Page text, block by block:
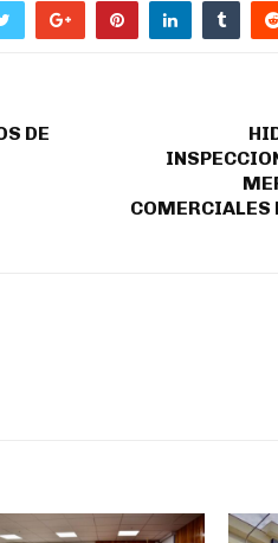
DE
COMERCIALES